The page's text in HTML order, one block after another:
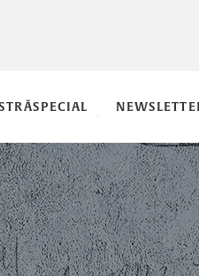
SPECIAL